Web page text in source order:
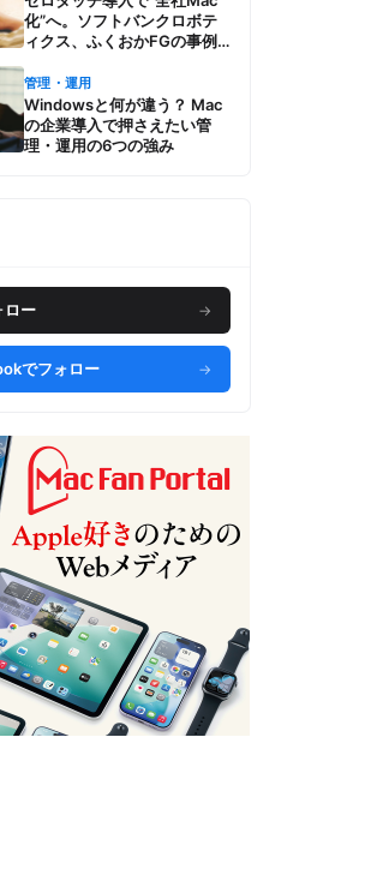
化”へ。ソフトバンクロボテ
ィクス、ふくおかFGの事例
週のAppleビジネストレン
ド】
管理・運用
Windowsと何が違う？ Mac
の企業導入で押さえたい管
理・運用の6つの強み
ロー →
でフォロー →